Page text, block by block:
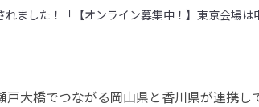
ました！「【オンライン募集中！】東京会場は
戸大橋でつながる岡⼭県と⾹川県が連携し